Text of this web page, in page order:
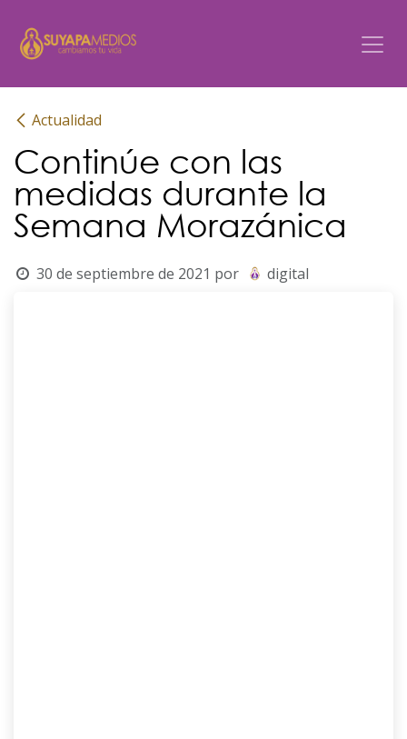
Actualidad
Continúe con las
medidas durante la
Semana Morazánica
30 de septiembre de 2021 por digital